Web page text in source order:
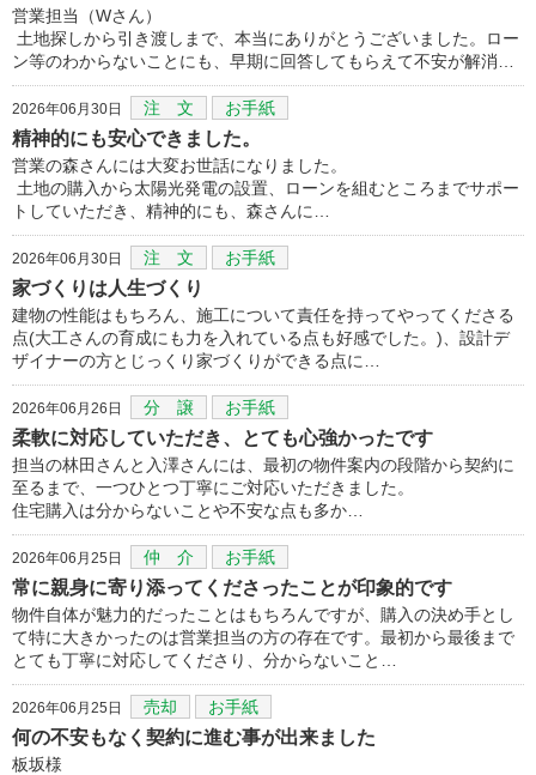
営業担当（Wさん）
土地探しから引き渡しまで、本当にありがとうございました。ロー
ン等のわからないことにも、早期に回答してもらえて不安が解消…
2026年06月30日 注 文 お手紙
精神的にも安心できました。
営業の森さんには大変お世話になりました。
土地の購入から太陽光発電の設置、ローンを組むところまでサポー
トしていただき、精神的にも、森さんに…
2026年06月30日 注 文 お手紙
家づくりは人生づくり
建物の性能はもちろん、施工について責任を持ってやってくださる
点(大工さんの育成にも力を入れている点も好感でした。)、設計デ
ザイナーの方とじっくり家づくりができる点に…
2026年06月26日 分 譲 お手紙
柔軟に対応していただき、とても心強かったです
担当の林田さんと入澤さんには、最初の物件案内の段階から契約に
至るまで、一つひとつ丁寧にご対応いただきました。
住宅購入は分からないことや不安な点も多か…
2026年06月25日 仲 介 お手紙
常に親身に寄り添ってくださったことが印象的です
物件自体が魅力的だったことはもちろんですが、購入の決め手とし
て特に大きかったのは営業担当の方の存在です。最初から最後まで
とても丁寧に対応してくださり、分からないこと…
2026年06月25日 売却 お手紙
何の不安もなく契約に進む事が出来ました
板坂様